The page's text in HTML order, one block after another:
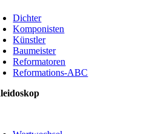
Dichter
Komponisten
Künstler
Baumeister
Reformatoren
Reformations-ABC